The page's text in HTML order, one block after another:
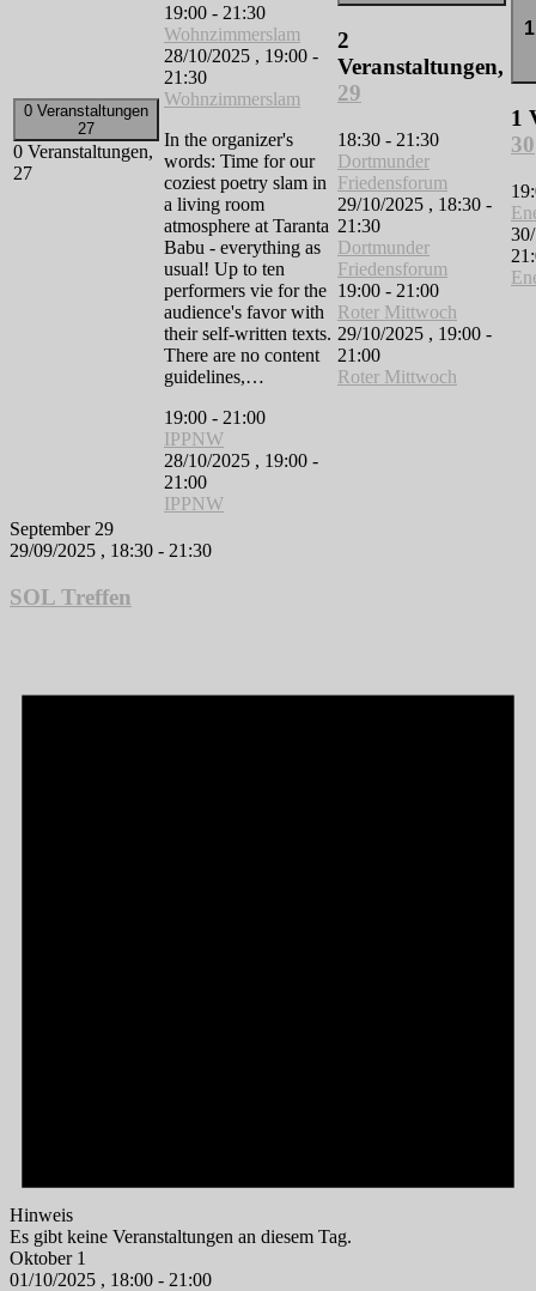
0 Veranstaltungen
27
0 Veranstaltungen,
27
19:00 - 21:30
Wohnzimmerslam
28/10/2025 , 19:00 -
21:30
Wohnzimmerslam
In the organizer's
words: Time for our
coziest poetry slam in
a living room
atmosphere at Taranta
Babu - everything as
usual! Up to ten
performers vie for the
audience's favor with
their self-written texts.
There are no content
guidelines,…
19:00 - 21:00
IPPNW
28/10/2025 , 19:00 -
21:00
IPPNW
2
Veranstaltungen,
29
18:30 - 21:30
Dortmunder
Friedensforum
29/10/2025 , 18:30 -
21:30
Dortmunder
Friedensforum
19:00 - 21:00
Roter Mittwoch
29/10/2025 , 19:00 -
21:00
Roter Mittwoch
1
30
September 29
29/09/2025 , 18:30 - 21:30
SOL Treffen
Hinweis
Es gibt keine Veranstaltungen an diesem Tag.
Oktober 1
01/10/2025 , 18:00 - 21:00